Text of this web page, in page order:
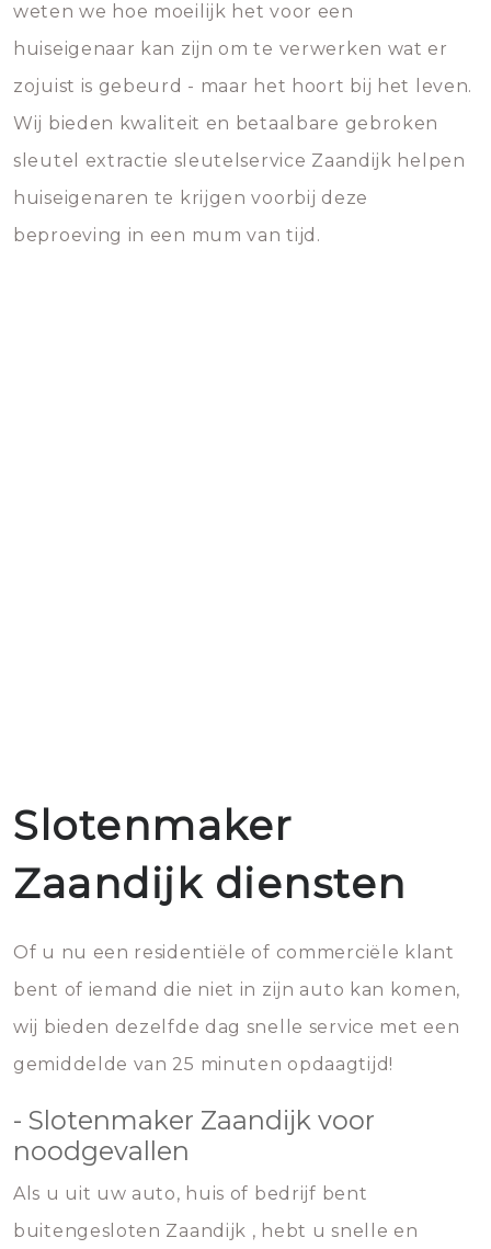
weten we hoe moeilijk het voor een
huiseigenaar kan zijn om te verwerken wat er
zojuist is gebeurd - maar het hoort bij het leven.
Wij bieden kwaliteit en betaalbare gebroken
sleutel extractie sleutelservice Zaandijk helpen
huiseigenaren te krijgen voorbij deze
beproeving in een mum van tijd.
Slotenmaker
Zaandijk diensten
Of u nu een residentiële of commerciële klant
bent of iemand die niet in zijn auto kan komen,
wij bieden dezelfde dag snelle service met een
gemiddelde van 25 minuten opdaagtijd!
- Slotenmaker Zaandijk voor
noodgevallen
Als u uit uw auto, huis of bedrijf bent
buitengesloten Zaandijk , hebt u snelle en